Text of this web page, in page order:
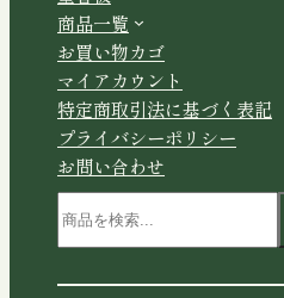
商品一覧
お買い物カゴ
マイアカウント
特定商取引法に基づく表記
プライバシーポリシー
お問い合わせ
索